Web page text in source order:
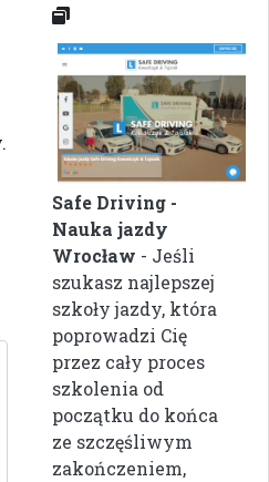
Safe Driving -
Nauka jazdy
Wrocław - Jeśli
szukasz najlepszej
szkoły jazdy, która
poprowadzi Cię
przez cały proces
szkolenia od
początku do końca
ze szczęśliwym
zakończeniem,